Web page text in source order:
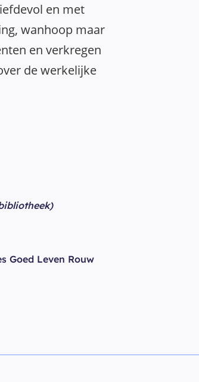
en met
wanhoop maar
en verkregen
de werkelijke
Goed Leven Rouw